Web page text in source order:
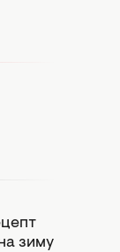
зиму